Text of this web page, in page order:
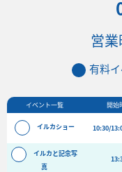
おもち
営
有料
イベント一覧 開始
イルカショー 10:30/
イルカと記念写
真